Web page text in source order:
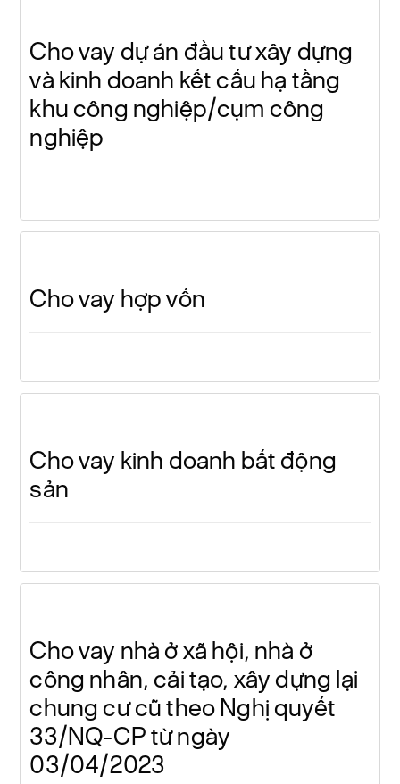
Cho vay dự án đầu tư xây dựng
và kinh doanh kết cấu hạ tầng
khu công nghiệp/cụm công
nghiệp
Cho vay hợp vốn
Cho vay kinh doanh bất động
sản
Cho vay nhà ở xã hội, nhà ở
công nhân, cải tạo, xây dựng lại
chung cư cũ theo Nghị quyết
33/NQ-CP từ ngày
03/04/2023